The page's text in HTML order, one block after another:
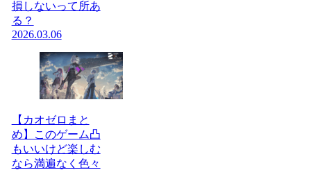
損しないって所あ
る？
2026.03.06
【カオゼロまと
め】このゲーム凸
もいいけど楽しむ
なら満遍なく色々